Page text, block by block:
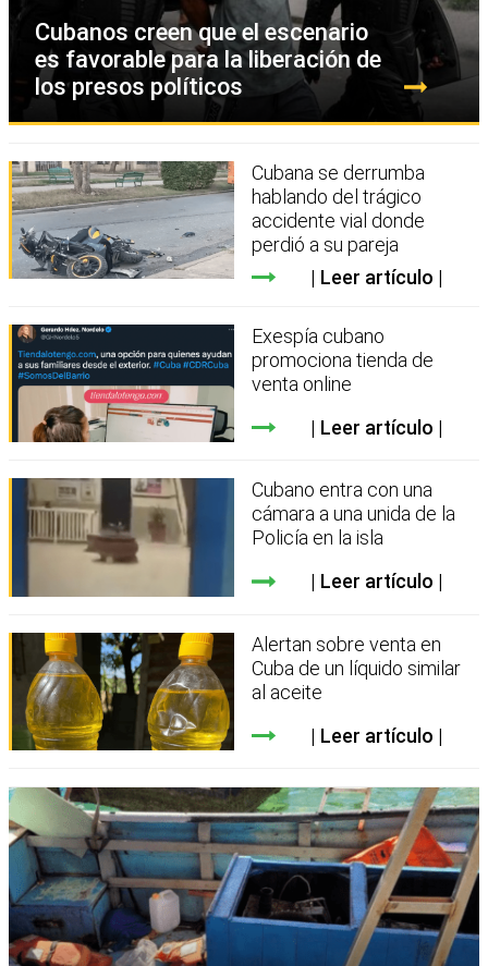
Cubanos creen que el escenario
es favorable para la liberación de
los presos políticos
Cubana se derrumba
hablando del trágico
accidente vial donde
perdió a su pareja
Leer artículo
Exespía cubano
promociona tienda de
venta online
Leer artículo
Cubano entra con una
cámara a una unida de la
Policía en la isla
Leer artículo
Alertan sobre venta en
Cuba de un líquido similar
al aceite
Leer artículo